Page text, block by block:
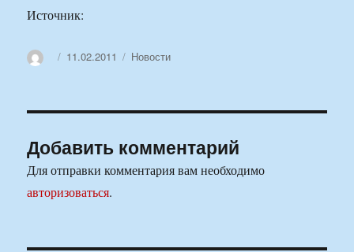
Источник:
АвторОпубликовано
11.02.2011 Рубрики
Новости
Добавить комментарий
Для отправки комментария вам необходимо
авторизоваться.